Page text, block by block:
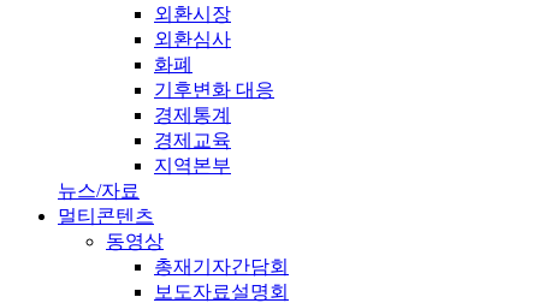
외환시장
외환심사
화폐
기후변화 대응
경제통계
경제교육
지역본부
뉴스/자료
멀티콘텐츠
동영상
총재기자간담회
보도자료설명회